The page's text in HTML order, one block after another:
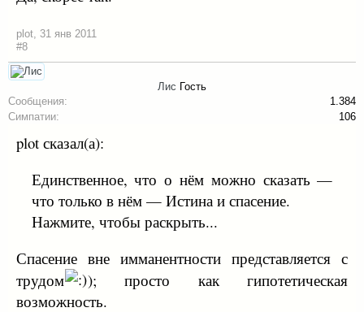
plot, 31 янв 2011
#8
Лис Гость
Сообщения:
1.384
Симпатии:
106
plot сказал(а):
Единственное, что о нём можно сказать —
что только в нём — Истина и спасение.
Нажмите, чтобы раскрыть...
Спасение вне имманентности представляется с
трудом
); просто как гипотетическая
возможность.